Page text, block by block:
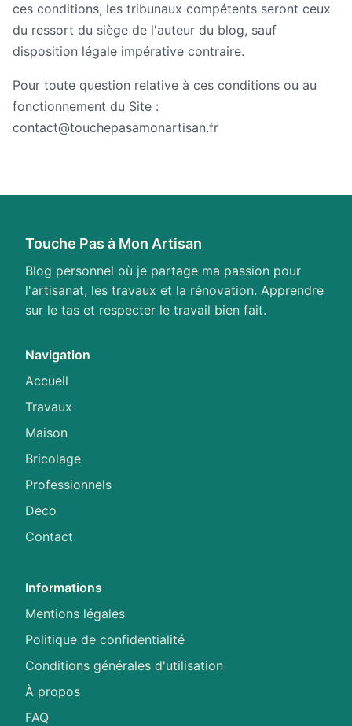
ces conditions, les tribunaux compétents seront ceux
du ressort du siège de l'auteur du blog, sauf
disposition légale impérative contraire.
Pour toute question relative à ces conditions ou au
fonctionnement du Site :
contact@touchepasamonartisan.fr
Touche Pas à Mon Artisan
Blog personnel où je partage ma passion pour
l'artisanat, les travaux et la rénovation. Apprendre
sur le tas et respecter le travail bien fait.
Navigation
Accueil
Travaux
Maison
Bricolage
Professionnels
Deco
Contact
Informations
Mentions légales
Politique de confidentialité
Conditions générales d'utilisation
À propos
FAQ